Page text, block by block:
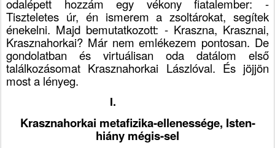
odalépett hozzám egy vékony fiatalember: -
Tiszteletes úr, én ismerem a zsoltárokat, segítek
énekelni. Majd bemutatkozott: - Kraszna, Krasznai,
Krasznahorkai? Már nem emlékezem pontosan. De
gondolatban és virtuálisan oda datálom első
találkozásomat Krasznahorkai Lászlóval. És jöjjön
most a lényeg.
I.
Krasznahorkai metafizika-ellenessége, Isten-
hiány mégis-sel